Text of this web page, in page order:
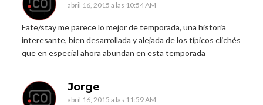
abril 16, 2015 a las 10:54 AM
Fate/stay me parece lo mejor de temporada, una historia
interesante, bien desarrollada y alejada de los típicos clichés
que en especial ahora abundan en esta temporada
Jorge
abril 16, 2015 a las 11:59 AM